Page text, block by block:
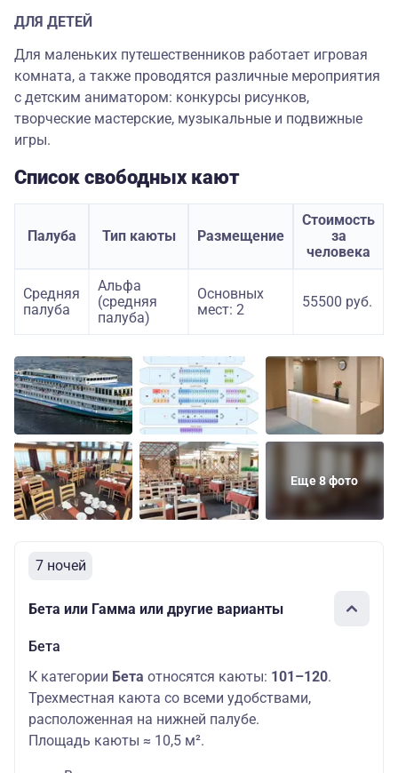
ДЛЯ ДЕТЕЙ
Для маленьких путешественников работает игровая
комната, а также проводятся различные мероприятия
с детским аниматором: конкурсы рисунков,
творческие мастерские, музыкальные и подвижные
игры.
Список свободных кают
Палуба Тип каюты Размещение
Стоимость
за
человека
Средняя
палуба
Альфа
(средняя
палуба)
Основных
мест: 2
55500 руб.
Еще 8 фото
7 ночей
Бета или Гамма или другие варианты
Бета
К категории Бета относятся каюты: 101–120.
Трехместная каюта со всеми удобствами,
расположенная на нижней палубе.
Площадь каюты ≈ 10,5 м².